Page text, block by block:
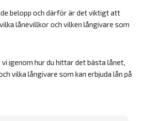
belopp och därför är det viktigt att
lånevillkor och vilken långivare som
igenom hur du hittar det bästa lånet,
vilka långivare som kan erbjuda lån på